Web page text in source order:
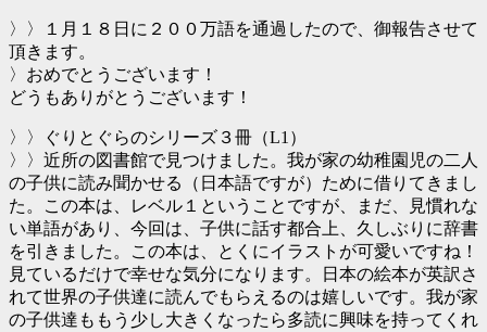
〉〉１月１８日に２００万語を通過したので、御報告させて
頂きます。
〉おめでとうございます！
どうもありがとうございます！
〉〉ぐりとぐらのシリーズ３冊（L1）
〉〉近所の図書館で見つけました。我が家の幼稚園児の二人
の子供に読み聞かせる（日本語ですが）ために借りてきまし
た。この本は、レベル１ということですが、まだ、見慣れな
い単語があり、今回は、子供に話す都合上、久しぶりに辞書
を引きました。この本は、とくにイラストが可愛いですね！
見ているだけで幸せな気分になります。日本の絵本が英訳さ
れて世界の子供達に読んでもらえるのは嬉しいです。我が家
の子供達ももう少し大きくなったら多読に興味を持ってくれ